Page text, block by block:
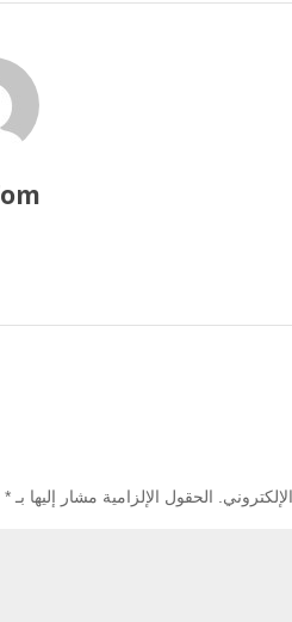
الحقول الإلزامية مشار إليها بـ *